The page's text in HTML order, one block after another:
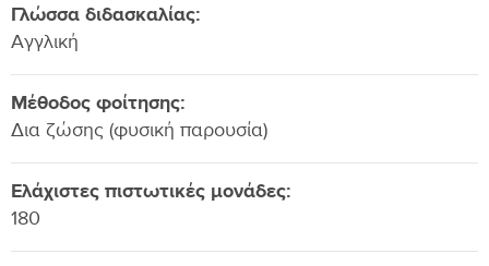
Γλώσσα διδασκαλίας:
Αγγλική
Μέθοδος φοίτησης:
Δια ζώσης (φυσική παρουσία)
Ελάχιστες πιστωτικές μονάδες:
180